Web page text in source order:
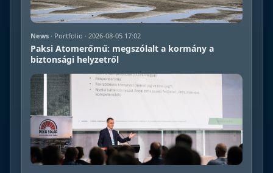
News · Portfolio · 2026-08-05 17:02
Paksi Atomerőmű: megszólalt a kormány a
biztonsági helyzetről